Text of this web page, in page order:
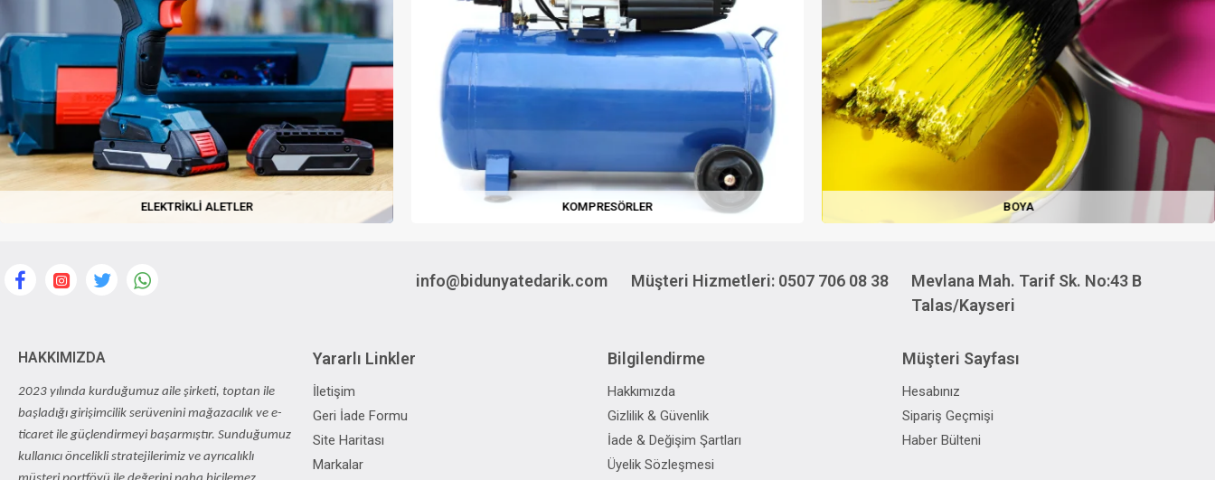
ELEKTRIKLI ALETLER KOMPRESÖRLER BOYA
info@bidunyatedarik.com Müşteri Hizmetleri: 0507 706 08 38
Mevlana Mah. Tarif Sk. No:43 B
Talas/Kayseri
HAKKIMIZDA
2023 yılında kurduğumuz aile şirketi, toptan ile
başladığı girişimcilik serüvenini mağazacılık ve e-
ticaret ile güçlendirmeyi başarmıştır. Sunduğumuz
kullanıcı öncelikli stratejilerimiz ve ayrıcalıklı
Yararlı Linkler
İletişim
Geri İade Formu
Site Haritası
Markalar
Bilgilendirme
Hakkımızda
Gizlilik & Güvenlik
İade & Değişim Şartları
Üyelik Sözleşmesi
Müşteri Sayfası
Hesabınız
Sipariş Geçmişi
Haber Bülteni